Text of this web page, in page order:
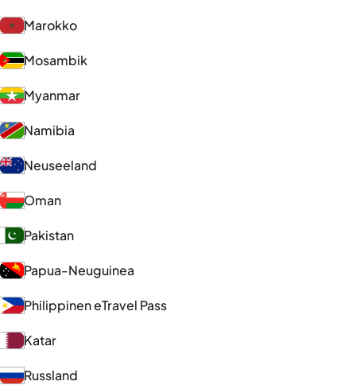
Marokko
Mosambik
Myanmar
Namibia
Neuseeland
Oman
Pakistan
Papua-Neuguinea
Philippinen eTravel Pass
Katar
Russland